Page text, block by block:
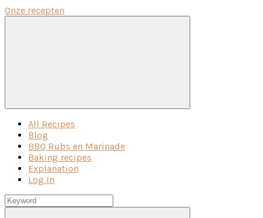
Onze recepten
All Recipes
Blog
BBQ Rubs en Marinade
Baking recipes
Explanation
Log In
Keyword